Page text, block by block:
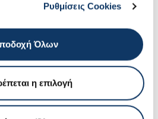
Ρυθμίσεις Cookies
Όλων
η επιλογή